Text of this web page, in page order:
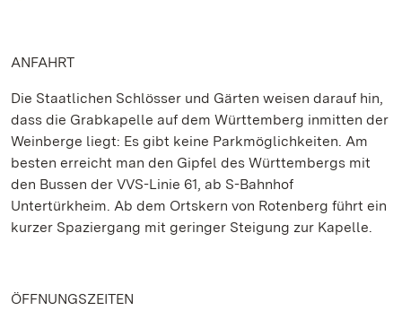
ANFAHRT
Die Staatlichen Schlösser und Gärten weisen darauf hin,
dass die Grabkapelle auf dem Württemberg inmitten der
Weinberge liegt: Es gibt keine Parkmöglichkeiten. Am
besten erreicht man den Gipfel des Württembergs mit
den Bussen der VVS-Linie 61, ab S-Bahnhof
Untertürkheim. Ab dem Ortskern von Rotenberg führt ein
kurzer Spaziergang mit geringer Steigung zur Kapelle.
ÖFFNUNGSZEITEN